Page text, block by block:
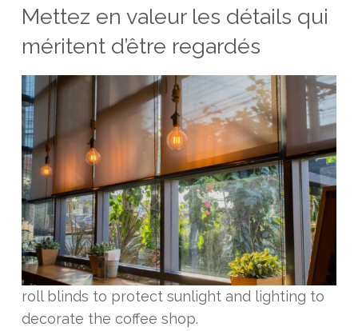
Mettez en valeur les détails qui
méritent d’être regardés
roll blinds to protect sunlight and lighting to
decorate the coffee shop.